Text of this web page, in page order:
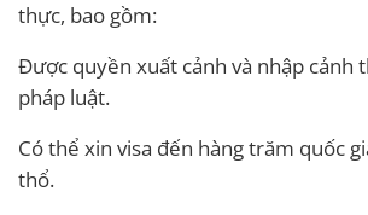
thực, bao gồm:
Được quyền xuất cảnh và nhập cảnh
pháp luật.
Có thể xin visa đến hàng trăm quốc
thổ.